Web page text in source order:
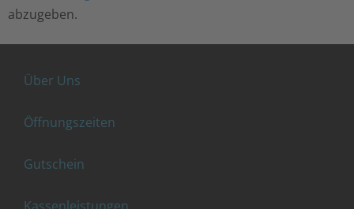
abzugeben.
Über Uns
Öffnungszeiten
Gutschein
Kassenleistungen